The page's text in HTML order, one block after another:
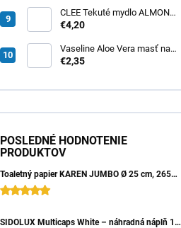
CLEE Tekuté mydlo ALMOND
cream 5L
€4,20
Vaseline Aloe Vera masť na
pery 20g
€2,35
POSLEDNÉ HODNOTENIE
PRODUKTOV
Toaletný papier KAREN JUMBO Ø 25 cm, 265m, 2vrst. (6ks)
SIDOLUX Multicaps White – náhradná náplň 10ks